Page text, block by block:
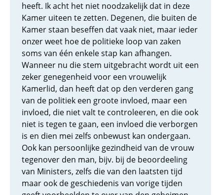
heeft. Ik acht het niet noodzakelijk dat in deze
Kamer uiteen te zetten. Degenen, die buiten de
Kamer staan beseffen dat vaak niet, maar ieder
onzer weet hoe de politieke loop van zaken
soms van één enkele stap kan afhangen.
Wanneer nu die stem uitgebracht wordt uit een
zeker genegenheid voor een vrouwelijk
Kamerlid, dan heeft dat op den verderen gang
van de politiek een groote invloed, maar een
invloed, die niet valt te controleeren, en die ook
niet is tegen te gaan, een invloed die verborgen
is en dien mei zelfs onbewust kan ondergaan.
Ook kan persoonlijke gezindheid van de vrouw
tegenover den man, bijv. bij de beoordeeling
van Ministers, zelfs die van den laatsten tijd
maar ook de geschiedenis van vorige tijden